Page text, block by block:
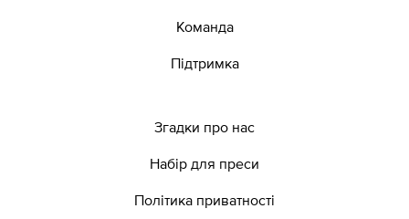
Команда
Підтримка
Згадки про нас
Набір для преси
Політика приватності